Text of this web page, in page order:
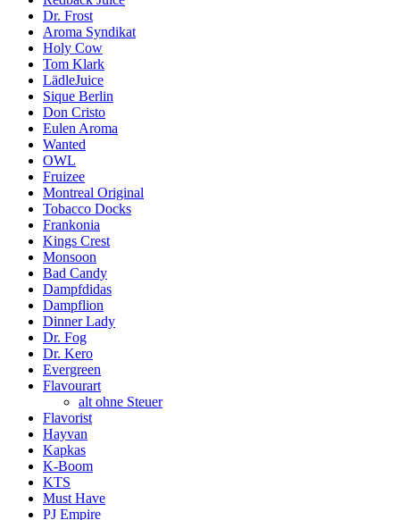
Dr. Frost
Aroma Syndikat
Holy Cow
Tom Klark
LädleJuice
Sique Berlin
Don Cristo
Eulen Aroma
Wanted
OWL
Fruizee
Montreal Original
Tobacco Docks
Frankonia
Kings Crest
Monsoon
Bad Candy
Dampfdidas
Dampflion
Dinner Lady
Dr. Fog
Dr. Kero
Evergreen
Flavourart
alt ohne Steuer
Flavorist
Hayvan
Kapkas
K-Boom
KTS
Must Have
PJ Empire